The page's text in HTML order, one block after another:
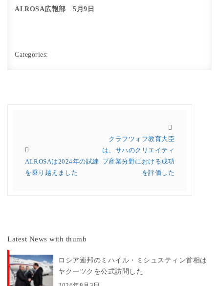
ALROSA広報部 5月9日
Categories:
ALROSAは2024年の試練
を乗り越えました
クラフツォフ教育大臣
は、サハのクリエイティ
ブ産業分野における成功
を評価した
Latest News with thumb
ロシア連邦のミハイル・ミシュスティン首相は
ヤクーツクを公式訪問した